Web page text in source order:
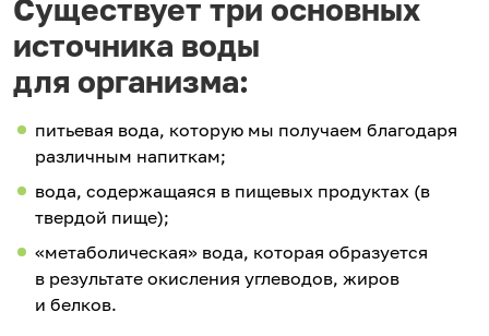
Существует три основных
источника воды
для организма:
питьевая вода, которую мы получаем благодаря
различным напиткам;
вода, содержащаяся в пищевых продуктах (в
твердой пище);
«метаболическая» вода, которая образуется
в результате окисления углеводов, жиров
и белков.